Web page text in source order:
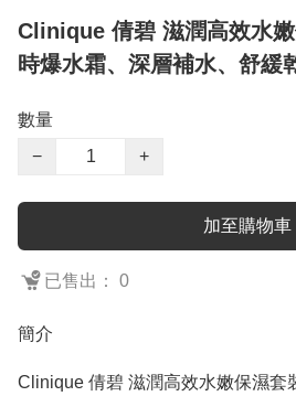
Clinique 倩碧 滋潤高效水
時爆水霜、深層補水、舒緩
數量
−
+
加至購物車
已售出： 0
簡介
Clinique 倩碧 滋潤高效水嫩保濕套